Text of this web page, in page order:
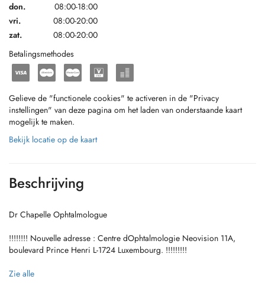
don.
08:00-18:00
vri.
08:00-20:00
zat.
08:00-20:00
Betalingsmethodes
Gelieve de "functionele cookies" te activeren in de "Privacy
instellingen" van deze pagina om het laden van onderstaande kaart
mogelijk te maken.
Bekijk locatie op de kaart
Beschrijving
Dr Chapelle Ophtalmologue
!!!!!!!! Nouvelle adresse : Centre dOphtalmologie Neovision 11A,
boulevard Prince Henri L-1724 Luxembourg. !!!!!!!!!
Le Dr Chapelle reçoit les patients à partir de 5 ans pour lensemble des
Zie alle